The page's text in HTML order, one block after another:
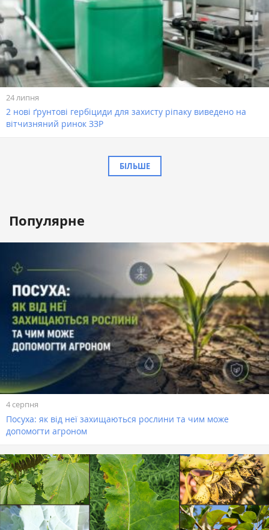
24 липня
2 нові ґрунтові гербіциди для захисту ріпаку виведено на
вітчизняний ринок ЗЗР
БІЛЬШЕ
Популярне
4 серпня
Посуха: як від неї захищаються рослини та чим може
допомогти агроном